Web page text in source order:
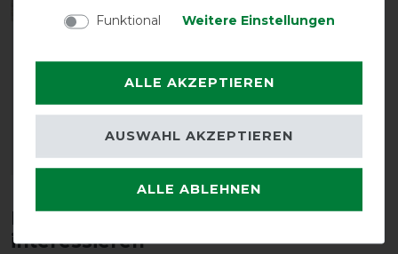
Unterdecke Classic
300g - Marineblau
vorher 134,95 €
ARTIKEL MERKEN
Diese Produkte könnten dich auch
interessieren
Funktional
Weitere Einstellungen
ALLE AKZEPTIEREN
ALLE ABLEHNEN
AUSWAHL AKZEPTIEREN